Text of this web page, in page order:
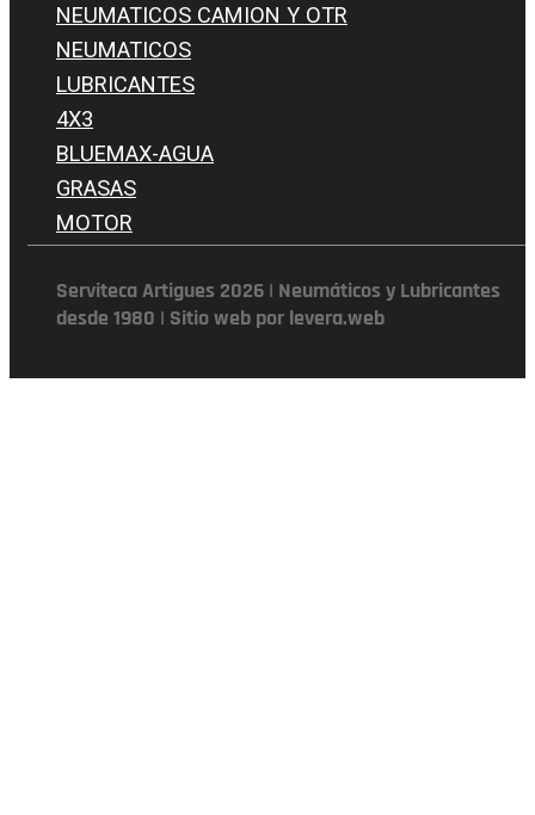
NEUMATICOS CAMION Y OTR
NEUMATICOS
LUBRICANTES
4X3
BLUEMAX-AGUA
GRASAS
MOTOR
Serviteca Artigues 2026 | Neumáticos y Lubricantes
desde 1980 | Sitio web por levera.web